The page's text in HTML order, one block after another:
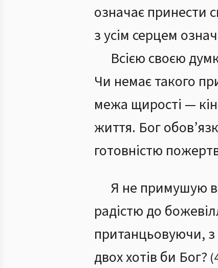
означає принести
з усім серцем
Всією своєю
Чи немає такого
межа щирості —
життя. Бог
готовністю
Я не примушую
радістю до
пританцьовуючи,
двох хотів би Бог? (